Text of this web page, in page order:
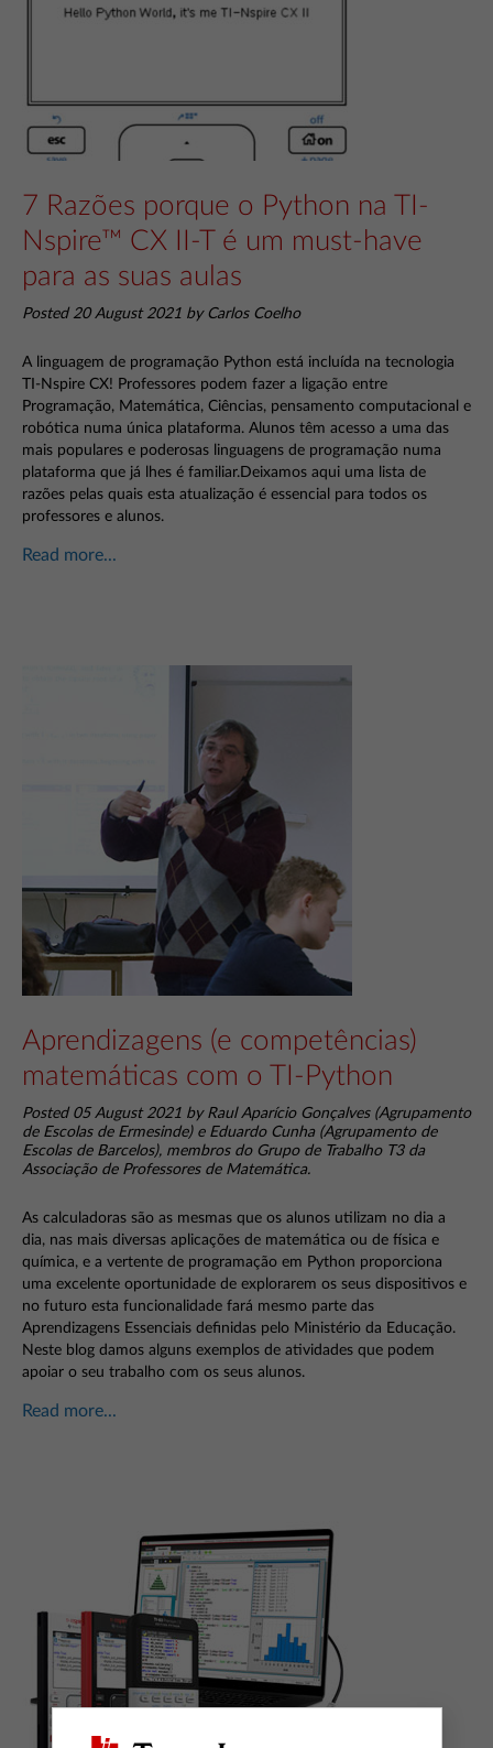
7 Razões porque o Python na TI-
Nspire™ CX II-T é um must-have
para as suas aulas
Posted 20 August 2021 by Carlos Coelho
A linguagem de programação Python está incluída na tecnologia
TI-Nspire CX! Professores podem fazer a ligação entre
Programação, Matemática, Ciências, pensamento computacional e
robótica numa única plataforma. Alunos têm acesso a uma das
mais populares e poderosas linguagens de programação numa
plataforma que já lhes é familiar.Deixamos aqui uma lista de
razões pelas quais esta atualização é essencial para todos os
professores e alunos.
Read more...
Aprendizagens (e competências)
matemáticas com o TI-Python
Posted 05 August 2021 by Raul Aparício Gonçalves (Agrupamento
de Escolas de Ermesinde) e Eduardo Cunha (Agrupamento de
Escolas de Barcelos), membros do Grupo de Trabalho T3 da
Associação de Professores de Matemática.
As calculadoras são as mesmas que os alunos utilizam no dia a
dia, nas mais diversas aplicações de matemática ou de física e
química, e a vertente de programação em Python proporciona
uma excelente oportunidade de explorarem os seus dispositivos e
no futuro esta funcionalidade fará mesmo parte das
Aprendizagens Essenciais definidas pelo Ministério da Educação.
Neste blog damos alguns exemplos de atividades que podem
apoiar o seu trabalho com os seus alunos.
Read more...